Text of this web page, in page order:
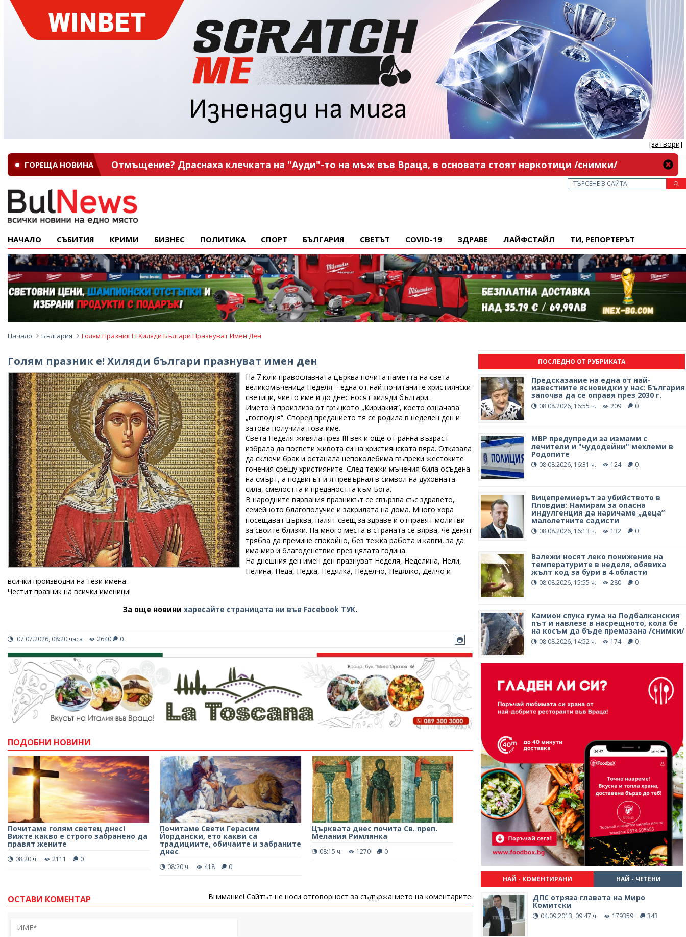
[затвори]
ГОРЕЩА НОВИНА Отмъщение? Драснаха клечката на "Ауди"-то на мъж във Враца, в основата стоят наркотици /снимки/
НАЧАЛО СЪБИТИЯ КРИМИ БИЗНЕС ПОЛИТИКА СПОРТ БЪЛГАРИЯ СВЕТЪТ COVID-19 ЗДРАВЕ ЛАЙФСТАЙЛ ТИ, РЕПОРТЕРЪТ
Начало България Голям Празник Е! Хиляди Българи Празнуват Имен Ден
Голям празник е! Хиляди българи празнуват имен ден
На 7 юли православната църква почита паметта на света
великомъченица Неделя – една от най-почитаните християнски
светици, чието име и до днес носят хиляди българи.
Името ѝ произлиза от гръцкото „Кириакия“, което означава
„господня“. Според преданието тя се родила в неделен ден и
затова получила това име.
Света Неделя живяла през III век и още от ранна възраст
избрала да посвети живота си на християнската вяра. Отказала
да сключи брак и останала непоколебима въпреки жестоките
гонения срещу християните. След тежки мъчения била осъдена
на смърт, а подвигът ѝ я превърнал в символ на духовната
сила, смелостта и предаността към Бога.
В народните вярвания празникът се свързва със здравето,
семейното благополучие и закрилата на дома. Много хора
посещават църква, палят свещ за здраве и отправят молитви
за своите близки. На много места в страната се вярва, че денят
трябва да премине спокойно, без тежка работа и кавги, за да
има мир и благоденствие през цялата година.
На днешния ден имен ден празнуват Неделя, Неделина, Нели,
Нелина, Неда, Недка, Недялка, Неделчо, Недялко, Делчо и
всички производни на тези имена.
Честит празник на всички именици!
За още новинихаресайте страницата ни във Facebook ТУК.
07.07.2026, 08:20 часа 2640 0
ПОДОБНИ НОВИНИ
Почитаме голям светец днес!
Вижте какво е строго забранено да
правят жените
08:20 ч. 2111 0
Почитаме Свети Герасим
Йордански, ето какви са
традициите, обичаите и забраните
днес
08:20 ч. 418 0
Църквата днес почита Св. преп.
Мелания Римлянка
08:15 ч. 1270 0
ОСТАВИ КОМЕНТАР Внимание! Сайтът не носи отговорност за съдържанието на коментарите.
ПОСЛЕДНО ОТ РУБРИКАТА
Предсказание на една от най-
известните ясновидки у нас: България
започва да се оправя през 2030 г.
08.08.2026, 16:55 ч. 209 0
МВР предупреди за измами с
лечители и "чудодейни" мехлеми в
Родопите
08.08.2026, 16:31 ч. 124 0
Вицепремиерът за убийството в
Пловдив: Намирам за опасна
индулгенция да наричаме „деца”
малолетните садисти
08.08.2026, 16:13 ч. 132 0
Валежи носят леко понижение на
температурите в неделя, обявиха
жълт код за бури в 4 области
08.08.2026, 15:55 ч. 280 0
Камион спука гума на Подбалканския
път и навлезе в насрещното, кола бе
на косъм да бъде премазана /снимки/
08.08.2026, 14:52 ч. 174 0
НАЙ - КОМЕНТИРАНИ НАЙ - ЧЕТЕНИ
ДПС отряза главата на Миро
Комитски
04.09.2013, 09:47 ч. 179359 343